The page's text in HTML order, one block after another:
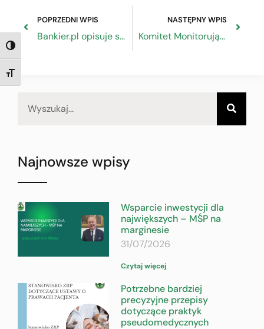
TOGGLE HIGH CONTRAST
TOGGLE FONT SIZE
POPRZEDNI WPIS
Bankier.pl opisuje sytuację środowiska mistrzów szkolących i ich wynagrodzenia.
NASTĘPNY WPIS
Komitet Monitorujący Program Fundusze Europejskie dla Rozwoju Społecznego 2021–2027 zatwierdził nowy konkurs dla partnerów społecznych
Najnowsze wpisy
Wsparcie inwestycji dla
największych – MŚP na
marginesie
31/07/2026
Czytaj więcej
Potrzebne bardziej
precyzyjne przepisy
dotyczące praktyk
pseudomedycznych